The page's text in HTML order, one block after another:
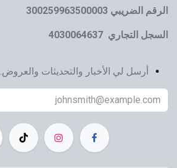
الرقم الضريبي 300259963500003
السجل التجاري 4030064637
أرسل لي الأخبار والتحديثات والعروض.